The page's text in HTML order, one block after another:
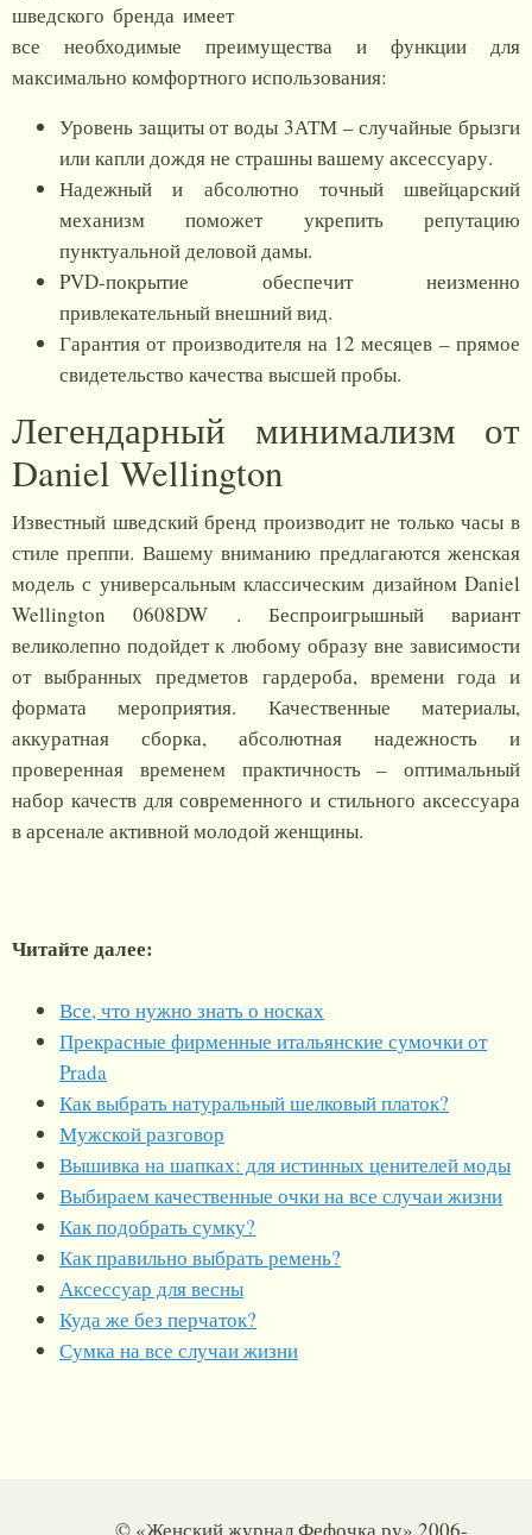
шведского бренда имеет
все необходимые преимущества и функции для
максимально комфортного использования:
Уровень защиты от воды 3АТМ – случайные брызги
или капли дождя не страшны вашему аксессуару.
Надежный и абсолютно точный швейцарский
механизм поможет укрепить репутацию
пунктуальной деловой дамы.
PVD-покрытие обеспечит неизменно
привлекательный внешний вид.
Гарантия от производителя на 12 месяцев – прямое
свидетельство качества высшей пробы.
Легендарный минимализм от
Daniel Wellington
Известный шведский бренд производит не только часы в
стиле преппи. Вашему вниманию предлагаются женская
модель с универсальным классическим дизайном Daniel
Wellington 0608DW . Беспроигрышный вариант
великолепно подойдет к любому образу вне зависимости
от выбранных предметов гардероба, времени года и
формата мероприятия. Качественные материалы,
аккуратная сборка, абсолютная надежность и
проверенная временем практичность – оптимальный
набор качеств для современного и стильного аксессуара
в арсенале активной молодой женщины.
Читайте далее:
Все, что нужно знать о носках
Прекрасные фирменные итальянские сумочки от
Prada
Как выбрать натуральный шелковый платок?
Мужской разговор
Вышивка на шапках: для истинных ценителей моды
Выбираем качественные очки на все случаи жизни
Как подобрать сумку?
Как правильно выбрать ремень?
Аксессуар для весны
Куда же без перчаток?
Сумка на все случаи жизни